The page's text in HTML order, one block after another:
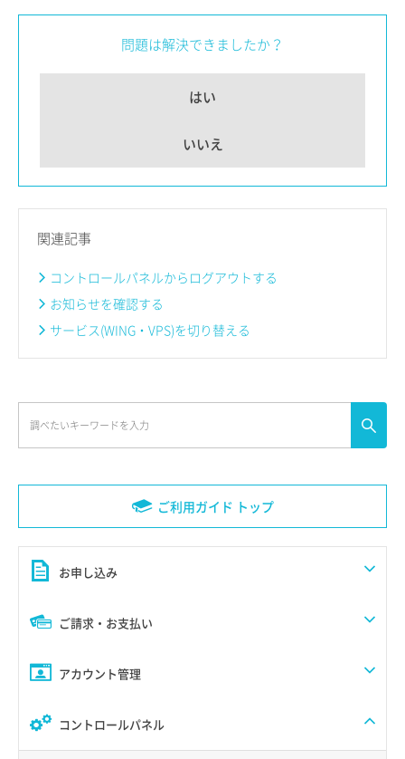
ご利用ガイド トップ
お申し込み
ご請求・お支払い
アカウント管理
コントロールパネル
問題は解決できましたか？
はい
いいえ
関連記事
コントロールパネルからログアウトする
お知らせを確認する
サービス(WING・VPS)を切り替える